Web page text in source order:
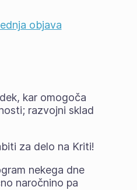
objava
kar omogoča
razvojni sklad
za delo na Kriti!
nekega dne
naročnino pa